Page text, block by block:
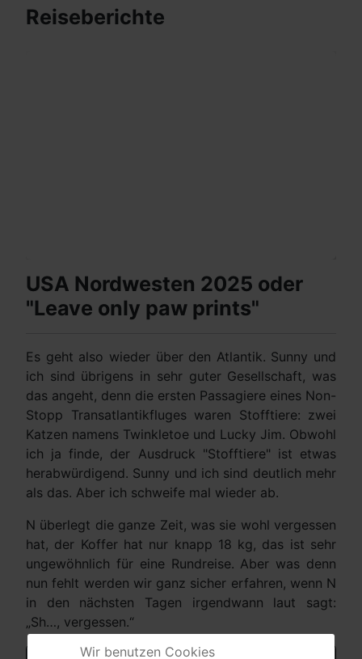
Reiseberichte
USA Nordwesten 2025 oder
"Leave only paw prints"
Es geht also wieder über den Atlantik. Sunny und
ich sind übrigens in sehr guter Gesellschaft, was
das angeht, denn die ersten Passagiere eines Non-
Stopp Transatlantikfluges waren Stofftiere: zwei
Katzen namens Twinkletoe und Lucky Jim. Obwohl
ich ja finde, der Ausdruck "Stofftiere" ist etwas
herabwürdigend. Sunny und ich sind deutlich mehr
als das. Aber ich schweife mal wieder ab.
N überlegt die ganze Zeit, was sie wohl vergessen
hat, der Koffer hat nur knapp 18 kg, das ist sehr
ungewöhnlich für eine Rundreise. Aber was denn
nun fehlt werden wir ganz sicher erfahren, wenn N
in den nächsten Tagen irgendwann laut sagt:
„Sh…, vergessen.“
Wir benutzen Cookies